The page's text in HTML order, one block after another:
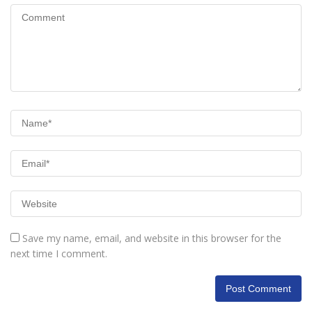
Save my name, email, and website in this browser for the
next time I comment.